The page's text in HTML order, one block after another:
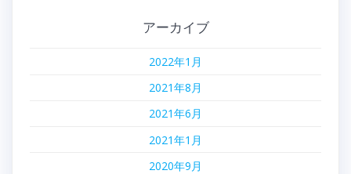
アーカイブ
2022年1月
2021年8月
2021年6月
2021年1月
2020年9月